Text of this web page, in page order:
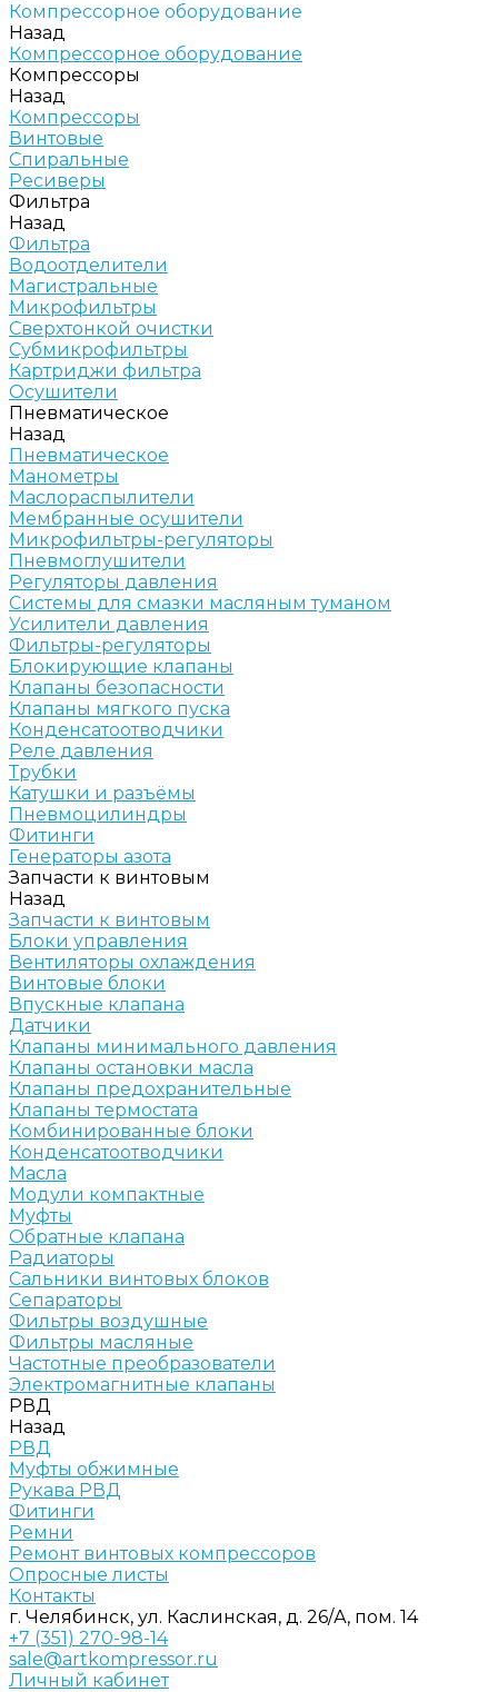
Компрессорное оборудование
Назад
Компрессорное оборудование
Компрессоры
Назад
Компрессоры
Винтовые
Спиральные
Ресиверы
Фильтра
Назад
Фильтра
Водоотделители
Магистральные
Микрофильтры
Сверхтонкой очистки
Субмикрофильтры
Картриджи фильтра
Осушители
Пневматическое
Назад
Пневматическое
Манометры
Маслораспылители
Мембранные осушители
Микрофильтры-регуляторы
Пневмоглушители
Регуляторы давления
Системы для смазки масляным туманом
Усилители давления
Фильтры-регуляторы
Блокирующие клапаны
Клапаны безопасности
Клапаны мягкого пуска
Конденсатоотводчики
Реле давления
Трубки
Катушки и разъёмы
Пневмоцилиндры
Фитинги
Генераторы азота
Запчасти к винтовым
Назад
Запчасти к винтовым
Блоки управления
Вентиляторы охлаждения
Винтовые блоки
Впускные клапана
Датчики
Клапаны минимального давления
Клапаны остановки масла
Клапаны предохранительные
Клапаны термостата
Комбинированные блоки
Конденсатоотводчики
Масла
Модули компактные
Муфты
Обратные клапана
Радиаторы
Сальники винтовых блоков
Сепараторы
Фильтры воздушные
Фильтры масляные
Частотные преобразователи
Электромагнитные клапаны
РВД
Назад
РВД
Муфты обжимные
Рукава РВД
Фитинги
Ремни
Ремонт винтовых компрессоров
Опросные листы
Контакты
г. Челябинск, ул. Каслинская, д. 26/А, пом. 14
+7 (351) 270-98-14
sale@artkompressor.ru
Личный кабинет